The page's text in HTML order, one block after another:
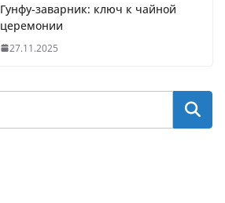
Гунфу-заварник: ключ к чайной
церемонии
27.11.2025